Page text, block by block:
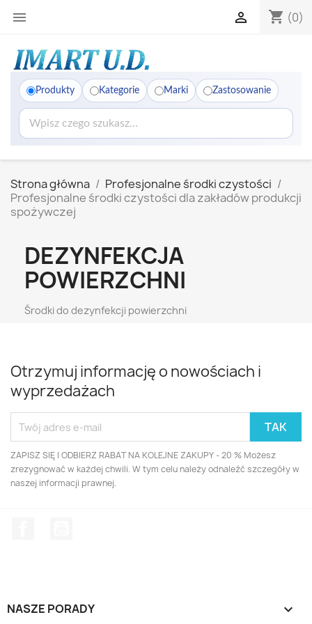
 shopping_cart (0)

Produkty Kategorie Marki Zastosowanie
Strona główna
Profesjonalne środki czystości
Profesjonalne środki czystości dla zakładów produkcji
spożywczej
DEZYNFEKCJA
POWIERZCHNI
Środki do dezynfekcji powierzchni
Otrzymuj informację o nowościach i
wyprzedażach
ZAPISZ SIĘ I ODBIERZ RABAT NA KOLEJNE ZAKUPY - 20 % Możesz
zrezygnować w każdej chwili. W tym celu należy odnaleźć szczegóły w
naszej informacji prawnej.
NASZE PORADY 